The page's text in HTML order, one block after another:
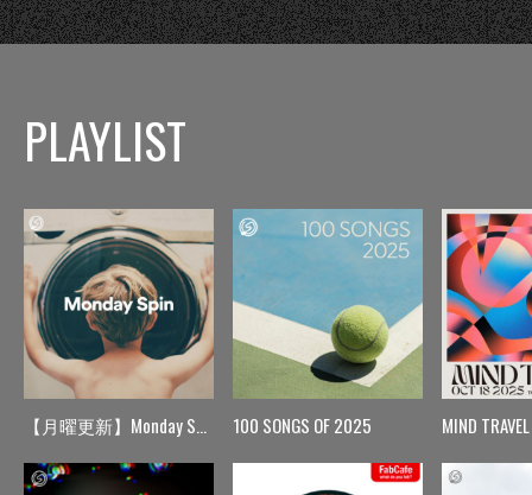
PLAYLIST
【月曜更新】Monday Spin 100 SONGS OF 2025 MIND TRAVEL